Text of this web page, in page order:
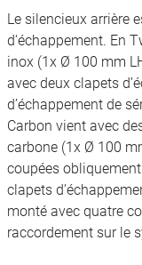
Le silencieux arrière
d‘échappement. En
inox (1x Ø 100 mm
avec deux clapets
d’échappement de
Carbon vient avec
carbone (1x Ø 100
coupées
clapets
monté avec quatre
raccordement sur le